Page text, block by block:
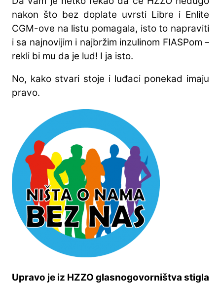
nakon što bez doplate uvrsti Libre i Enlite
CGM-ove na listu pomagala, isto to napraviti
i sa najnovijim i najbržim inzulinom FIASPom –
rekli bi mu da je lud! I ja isto.
No, kako stvari stoje i luđaci ponekad imaju
pravo.
Upravo je iz HZZO glasnogovorništva stigla